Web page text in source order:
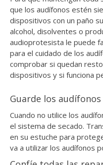
que los audífonos estén
dispositivos con un paño
alcohol, disolventes o
audioprotesista le puede
para el cuidado de los
comprobar si quedan
dispositivos y si funciona
Guarde los
Cuando no utilice los
el sistema de secado.
en su estuche para
va a utilizar los audífonos